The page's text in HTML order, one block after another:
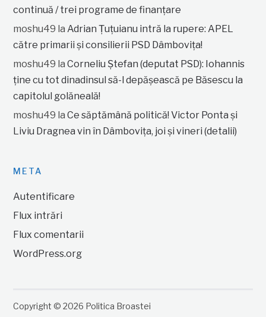
continuă / trei programe de finanțare
moshu49 laAdrian Țuțuianu intră la rupere: APEL
către primarii și consilierii PSD Dâmbovița!
moshu49 laCorneliu Ștefan (deputat PSD): Iohannis
ține cu tot dinadinsul să-l depășească pe Băsescu la
capitolul golăneală!
moshu49 laCe săptămână politică! Victor Ponta și
Liviu Dragnea vin în Dâmbovița, joi și vineri (detalii)
META
Autentificare
Flux intrări
Flux comentarii
WordPress.org
Copyright © 2026 Politica Broastei